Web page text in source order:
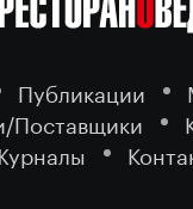
Публикации
Поставщики